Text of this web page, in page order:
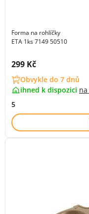
Forma na rohlíčky
ETA 1ks 7149 50510
Cena s DPH:
299 Kč
Obvykle do 7 dnů
ihned k dispozici na
5